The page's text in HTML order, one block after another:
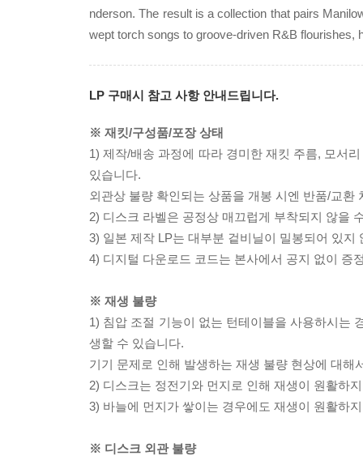
nderson. The result is a collection that pairs
wept torch songs to groove-driven R&B
LP 구매시 참고 사항 안내드립니다.
※ 재킷/구성품/포장 상태
1) 제작/배송 과정에 따라 경미한 재킷 주름, 모서
있습니다.
외관상 불량 확인되는 상품을 개봉 시엔 반품/교환
2) 디스크 라벨은 공정상 매끄럽게 부착되지 않을
3) 일본 제작 LP는 대부분 겉비닐이 밀봉되어 있지
4) 디지털 다운로드 코드는 본사에서 공지 없이 증
※ 재생 불량
1) 침압 조절 기능이 없는 턴테이블을 사용하시는
생할 수 있습니다.
기기 문제로 인해 발생하는 재생 불량 현상에 대
2) 디스크는 정전기와 먼지로 인해 재생이 원활하
3) 바늘에 먼지가 쌓이는 경우에도 재생이 원활하
※ 디스크 외관 불량